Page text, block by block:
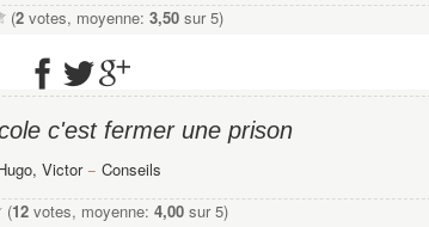
(2 votes, moyenne: 3,50 sur 5)
c'est fermer une prison
Victor− Conseils
(12votes, moyenne: 4,00sur 5)